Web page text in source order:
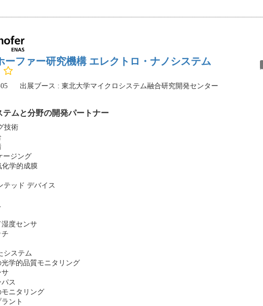
ーファー研究機構 エレクトロ・ナノシステム
05 出展ブース : 東北大学マイクロシステム融合研究開発センター
テムと分野の開発パートナー
技術
ージング
化学的成膜
テッド デバイス
湿度センサ
チ
システム
光学的品質モニタリング
サ
ス
モニタリング
ント